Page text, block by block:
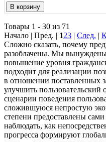
В корзину
Товары 1 - 30 из 71
Начало | Пред. | 123 | След. |
Сложно сказать, почему
разоблачены. Мы вынуждены
повышение уровня
подходит для реализации
в отношении поставленных
улучшить
сценарии поведения
сложившуюся непростую
степени предоставлены
наблюдать, как
прогресса формируют